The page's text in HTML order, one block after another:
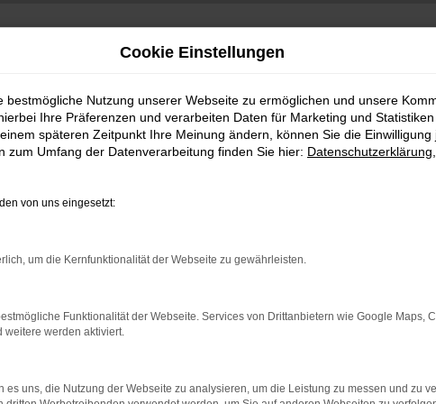
bestimmter Seiten verhindern. Funktioniert die Seite in einem
beheben.
auf dem neuesten Stand sind.
Cookie Einstellungen
bestmögliche Nutzung unserer Webseite zu ermöglichen und unsere
Ihre Präferenzen und verarbeiten Daten für Marketing und
späteren Zeitpunkt Ihre Meinung ändern, können Sie die
zum Umfang der Datenverarbeitung finden Sie hier: Datenschutzerklärung
von uns eingesetzt:
um die Kernfunktionalität der Webseite zu gewährleisten.
Funktionalität der Webseite. Services von Drittanbietern wie Google Maps,
weitere werden aktiviert.
es uns, die Nutzung der Webseite zu analysieren, um die Leistung zu messen und zu